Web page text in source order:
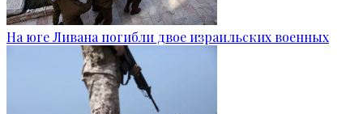
На юге Ливана погибли двое израильских военных